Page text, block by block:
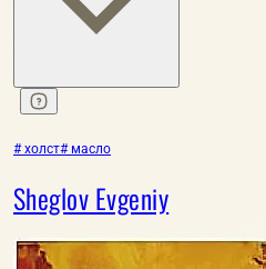
# холст# масло
Sheglov Evgeniy